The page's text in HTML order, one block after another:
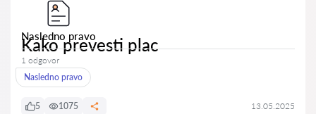
Nasledno pravo
Kako prevesti plac
1 odgovor
Nasledno pravo
5 1075 13.05.2025